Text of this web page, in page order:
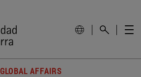
GLOBAL AFFAIRS